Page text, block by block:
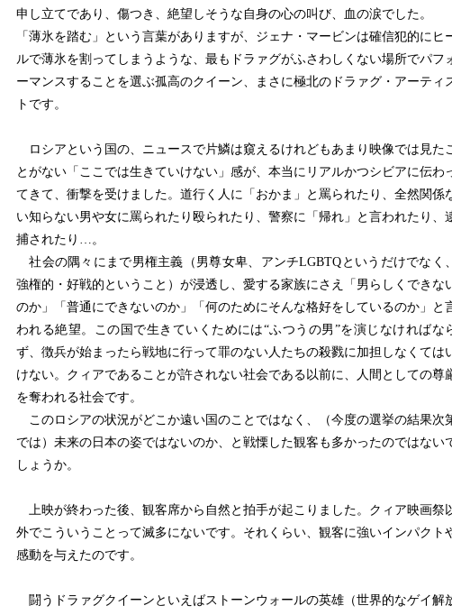
申し立てであり、傷つき、絶望しそうな自身の心の叫び、血の涙でした。
「薄氷を踏む」という言葉がありますが、ジェナ・マービンは確信犯的にヒ
ルで薄氷を割ってしまうような、最もドラァグがふさわしくない場所でパフ
ーマンスすることを選ぶ孤高のクイーン、まさに極北のドラァグ・アーティ
トです。
ロシアという国の、ニュースで片鱗は窺えるけれどもあまり映像では見た
とがない「ここでは生きていけない」感が、本当にリアルかつシビアに伝わ
てきて、衝撃を受けました。道行く人に「おかま」と罵られたり、全然関係
い知らない男や女に罵られたり殴られたり、警察に「帰れ」と言われたり、
捕されたり…。
社会の隅々にまで男権主義（男尊女卑、アンチLGBTQというだけでなく、
強権的・好戦的ということ）が浸透し、愛する家族にさえ「男らしくできな
のか」「普通にできないのか」「何のためにそんな格好をしているのか」と
われる絶望。この国で生きていくためには“ふつうの男”を演じなければな
ず、徴兵が始まったら戦地に行って罪のない人たちの殺戮に加担しなくては
けない。クィアであることが許されない社会である以前に、人間としての尊
を奪われる社会です。
このロシアの状況がどこか遠い国のことではなく、（今度の選挙の結果次
では）未来の日本の姿ではないのか、と戦慄した観客も多かったのではない
しょうか。
上映が終わった後、観客席から自然と拍手が起こりました。クィア映画祭
外でこういうことって滅多にないです。それくらい、観客に強いインパクト
感動を与えたのです。
闘うドラァグクイーンといえばストーンウォールの英雄（世界的なゲイ解